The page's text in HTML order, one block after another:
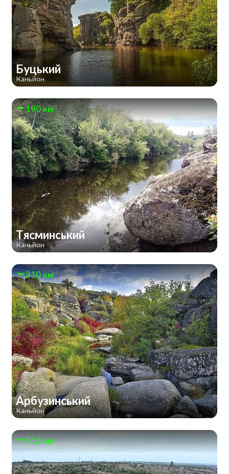
Буцький
Каньйон
190 км
Тясминський
Каньйон
310 км
Арбузинський
Каньйон
311 км